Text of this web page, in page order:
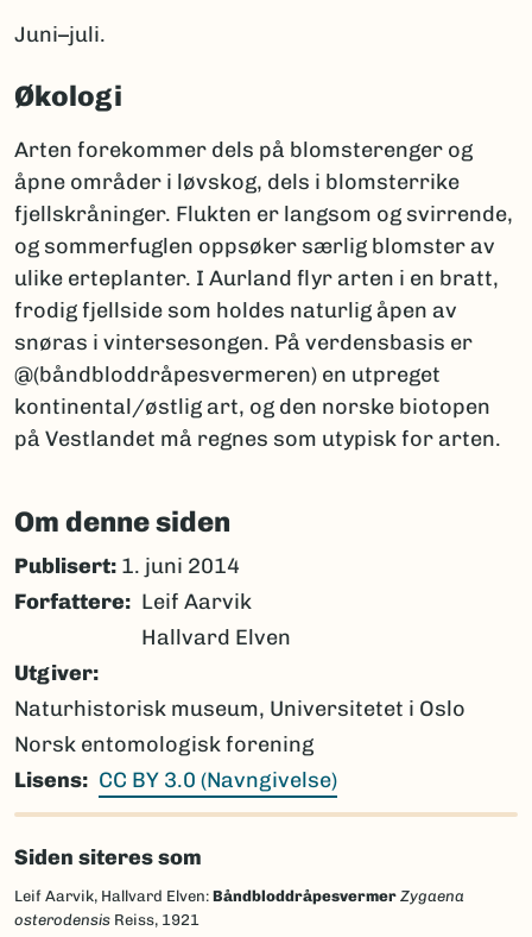
Juni–juli.
Økologi
Arten forekommer dels på blomsterenger og
åpne områder i løvskog, dels i blomsterrike
fjellskråninger. Flukten er langsom og svirrende,
og sommerfuglen oppsøker særlig blomster av
ulike erteplanter. I Aurland flyr arten i en bratt,
frodig fjellside som holdes naturlig åpen av
snøras i vintersesongen. På verdensbasis er
@(båndbloddråpesvermeren) en utpreget
kontinental/østlig art, og den norske biotopen
på Vestlandet må regnes som utypisk for arten.
Om denne siden
Publisert: 1. juni 2014
Forfattere
Leif Aarvik
Hallvard Elven
Utgiver
Naturhistorisk museum, Universitetet i Oslo
Norsk entomologisk forening
Lisens
CC BY 3.0 (Navngivelse)
Siden siteres som
Leif Aarvik, Hallvard Elven: Båndbloddråpesvermer Zygaena
osterodensis Reiss, 1921